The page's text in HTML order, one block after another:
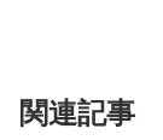
関連記事